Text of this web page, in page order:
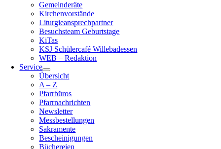
Gemeinderäte
Kirchenvorstände
Liturgieansprechpartner
Besuchsteam Geburtstage
KiTas
KSJ Schülercafé Willebadessen
WEB – Redaktion
Service
Übersicht
A – Z
Pfarrbüros
Pfarrnachrichten
Newsletter
Messbestellungen
Sakramente
Bescheinigungen
Büchereien